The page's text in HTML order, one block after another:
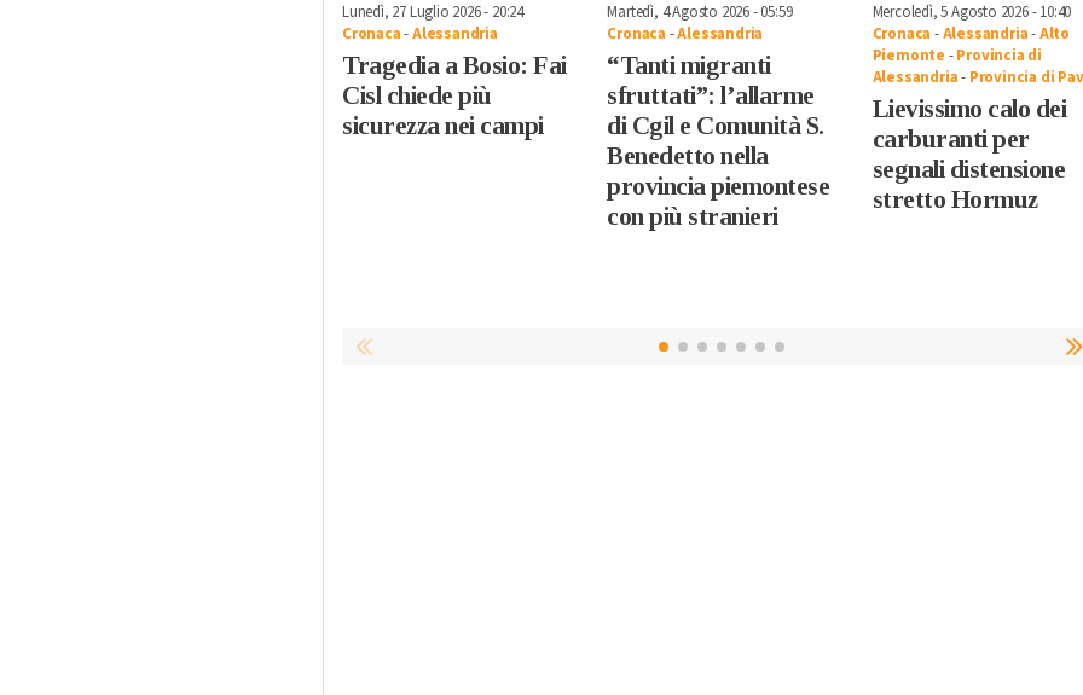
Lunedì, 27 Luglio 2026 - 20:24
Cronaca-Alessandria
Tragedia a Bosio: Fai
Cisl chiede più
sicurezza nei campi
Martedì, 4 Agosto 2026 - 05:59
Cronaca -Alessandria
“Tanti migranti
sfruttati”: l’allarme
di Cgil e Comunità S.
Benedetto nella
provincia piemontese
con più stranieri
Mercoledì, 5 Agosto 2026 - 10:40
Cronaca -Alessandria-Alto
Piemonte -Provincia di
Alessandria- Provincia di
Lievissimo calo dei
carburanti per
segnali distensione
stretto Hormuz